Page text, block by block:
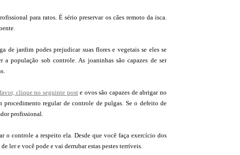
para ratos. É sério preservar os cães remoto da isca.
de jardim podes prejudicar suas flores e vegetais se eles se
a população sob controle. As joaninhas são capazes de ser
clique no seguinte poste ovos são capazes de abrigar no
procedimento regular de controle de pulgas. Se o defeito de
profissional.
o controle a respeito ela. Desde que você faça exercício dos
ler e você pode e vai derrubar estas pestes terríveis.